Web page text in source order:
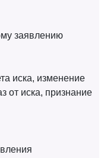
заявлению
иска, изменение
от иска, признание